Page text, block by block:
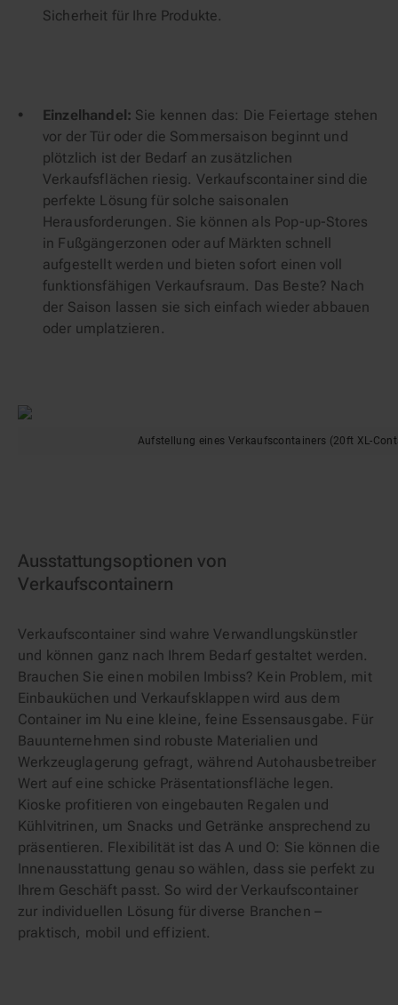
Sicherheit für Ihre Produkte.
Einzelhandel: Sie kennen das: Die Feiertage stehen
vor der Tür oder die Sommersaison beginnt und
plötzlich ist der Bedarf an zusätzlichen
Verkaufsflächen riesig. Verkaufscontainer sind die
perfekte Lösung für solche saisonalen
Herausforderungen. Sie können als Pop-up-Stores
in Fußgängerzonen oder auf Märkten schnell
aufgestellt werden und bieten sofort einen voll
funktionsfähigen Verkaufsraum. Das Beste? Nach
der Saison lassen sie sich einfach wieder abbauen
oder umplatzieren.
Aufstellung eines Verkaufscontainers (20ft XL-
Ausstattungsoptionen von
Verkaufscontainern
Verkaufscontainer sind wahre Verwandlungskünstler
und können ganz nach Ihrem Bedarf gestaltet werden.
Brauchen Sie einen mobilen Imbiss? Kein Problem, mit
Einbauküchen und Verkaufsklappen wird aus dem
Container im Nu eine kleine, feine Essensausgabe. Für
Bauunternehmen sind robuste Materialien und
Werkzeuglagerung gefragt, während Autohausbetreiber
Wert auf eine schicke Präsentationsfläche legen.
Kioske profitieren von eingebauten Regalen und
Kühlvitrinen, um Snacks und Getränke ansprechend zu
präsentieren. Flexibilität ist das A und O: Sie können die
Innenausstattung genau so wählen, dass sie perfekt zu
Ihrem Geschäft passt. So wird der Verkaufscontainer
zur individuellen Lösung für diverse Branchen –
praktisch, mobil und effizient.